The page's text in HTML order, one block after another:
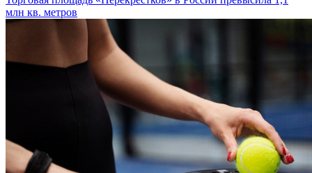
млн кв. метров